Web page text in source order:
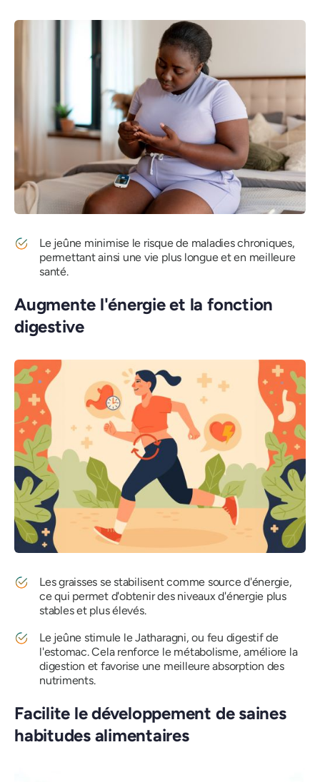
Le jeûne minimise le risque de maladies chroniques,
permettant ainsi une vie plus longue et en meilleure
santé.
Augmente l'énergie et la fonction
digestive
Les graisses se stabilisent comme source d'énergie,
ce qui permet d'obtenir des niveaux d'énergie plus
stables et plus élevés.
Le jeûne stimule le Jatharagni, ou feu digestif de
l'estomac. Cela renforce le métabolisme, améliore la
digestion et favorise une meilleure absorption des
nutriments.
Facilite le développement de saines
habitudes alimentaires